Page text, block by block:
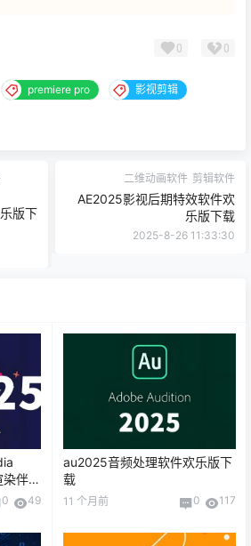
0 0
premiere pro 影视剪辑
版下
二维动画软件 剪辑软件
AE2025影视后期特效软件欢
乐版下载
2025-8-26 11:33:30
伴侣
0 49
au2025音频处理软件欢乐版下
载
11 个月前 0 117